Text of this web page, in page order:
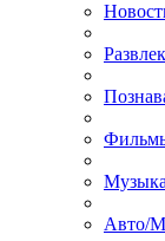
Авто/